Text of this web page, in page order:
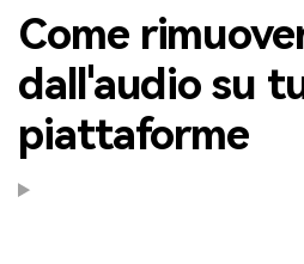
Come
dall'audio su
piattaforme